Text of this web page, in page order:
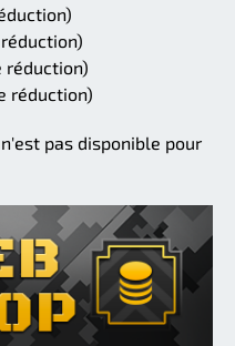
réduction)
réduction)
réduction)
pas disponible pour